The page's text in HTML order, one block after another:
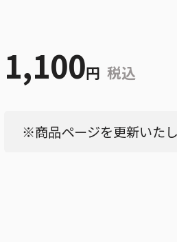
1,100円 税込
※商品ページを更新いた